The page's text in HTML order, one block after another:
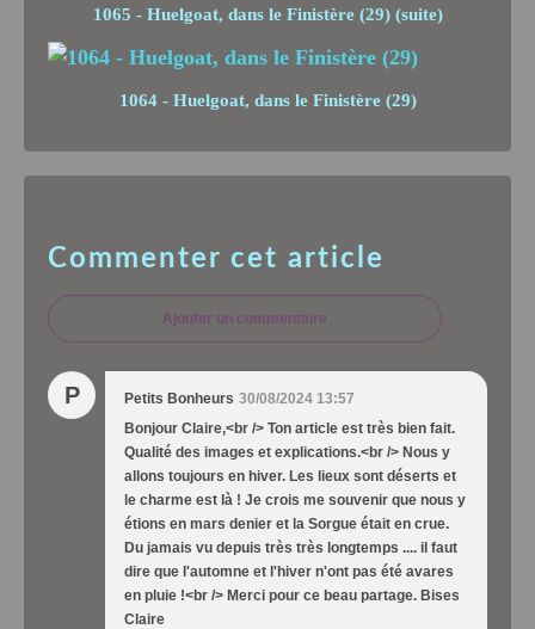
1065 - Huelgoat, dans le Finistère (29) (suite)
1064 - Huelgoat, dans le Finistère (29)
Commenter cet article
Ajouter un commentaire
P Petits Bonheurs 30/08/2024 13:57
Bonjour Claire,<br /> Ton article est très bien fait.
Qualité des images et explications.<br /> Nous y
allons toujours en hiver. Les lieux sont déserts et
le charme est là ! Je crois me souvenir que nous y
étions en mars denier et la Sorgue était en crue.
Du jamais vu depuis très très longtemps .... il faut
dire que l'automne et l'hiver n'ont pas été avares
en pluie !<br /> Merci pour ce beau partage. Bises
Claire